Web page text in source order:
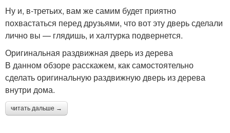
Ну и, в-третьих, вам же самим будет приятно
похвастаться перед друзьями, что вот эту дверь сделали
лично вы — глядишь, и халтурка подвернется.
Оригинальная раздвижная дверь из дерева
В данном обзоре расскажем, как самостоятельно
сделать оригинальную раздвижную дверь из дерева
внутри дома.
читать дальше →